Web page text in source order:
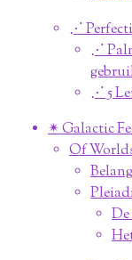
⋰
⋰
⋰ 5
✴︎ Galactic
Of